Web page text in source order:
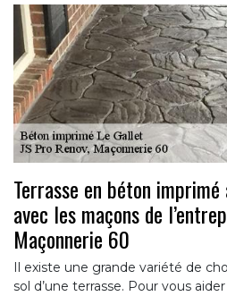
Terrasse en béton imprimé
avec les maçons de
Maçonnerie 60
Il existe une grande variété de
sol d’une terrasse. Pour vous